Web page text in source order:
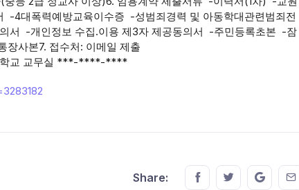
4대폭력예방교육이수증 -성범죄경력 및 아동학대관련범죄전
서 -개인정보 수집.이용 제3자 제공동의서 -주민등록초본 -잠
사본7. 접수처: 이메일 제출
학교 교무실 ***-****-****
Share: Share this on
Share this on
Share